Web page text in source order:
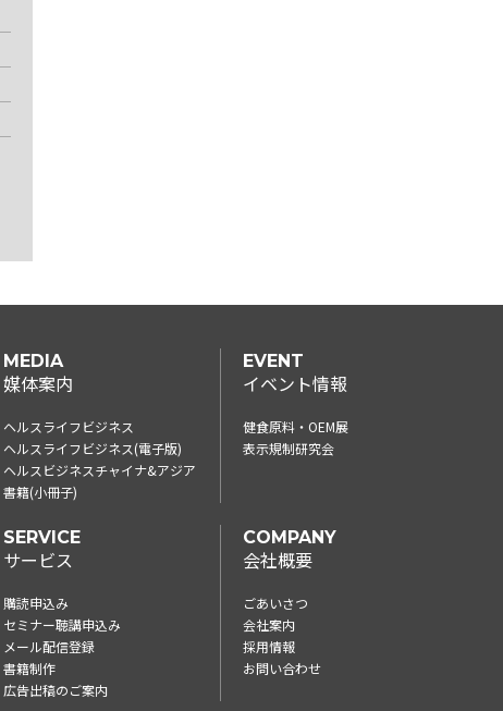
MEDIA
媒体案内
ヘルスライフビジネス
ヘルスライフビジネス(電子版)
ヘルスビジネスチャイナ&アジア
書籍(小冊子)
EVENT
イベント情報
健食原料・OEM展
表示規制研究会
SERVICE
サービス
購読申込み
セミナー聴講申込み
メール配信登録
書籍制作
広告出稿のご案内
COMPANY
会社概要
ごあいさつ
会社案内
採用情報
お問い合わせ